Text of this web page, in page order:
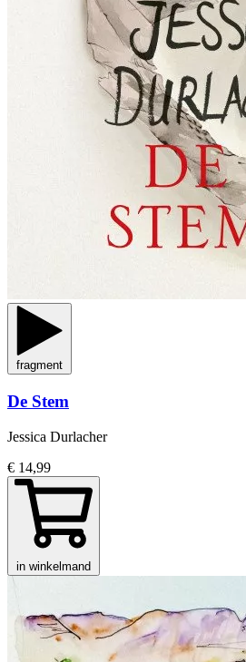
fragment
De Stem
Jessica Durlacher
€ 14,99
in winkelmand